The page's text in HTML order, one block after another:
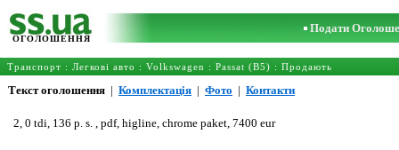
ОГОЛОШЕННЯ
Подати
Транспорт : Легкові авто : Volkswagen : Passat (B5) : Продають
Текст оголошення | Комплектація | Фото | Контакти
2, 0 tdi, 136 p. s. , pdf, higline, chrome paket, 7400 eur